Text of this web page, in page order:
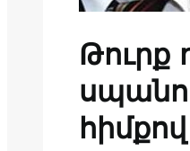
հիմքով